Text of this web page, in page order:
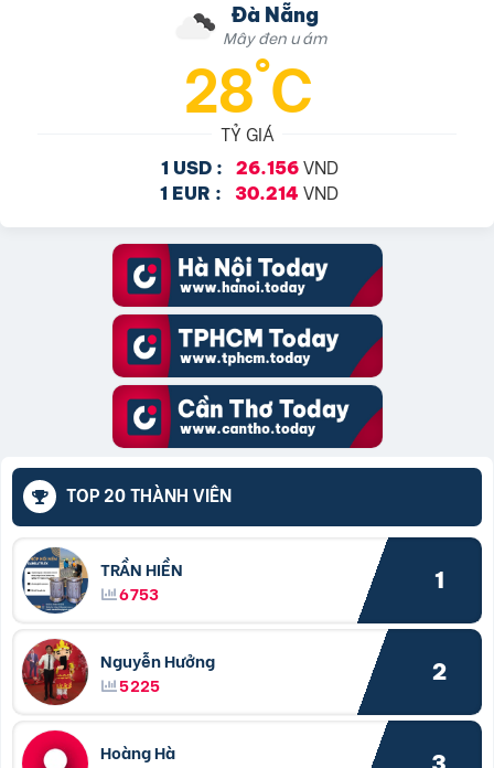
Đà Nẵng
Mây đen u ám
28°C
TỶ GIÁ
1 USD : 26.156VND
1 EUR : 30.214 VND
TOP 20 THÀNH VIÊN
TRẦN HIỀN
6753
1
Nguyễn Hưởng
5225
2
Hoàng Hà